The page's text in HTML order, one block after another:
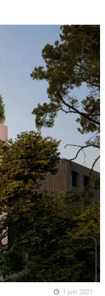
1 juin 2021